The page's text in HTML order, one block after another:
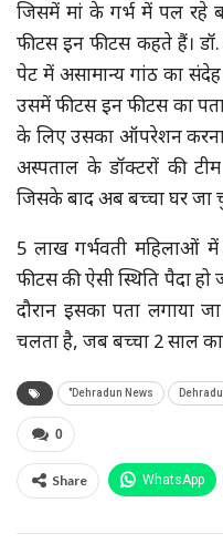
जिसमें मां के गर्भ में पल रहे
फीटस इन फीटस कहते हैं।
पेट में असामान्य गांठ का
उसमें फीटस इन फीटस का
के लिए उसका ऑपरेशन करना
अस्पताल के डॉक्टरों की
जिसके बाद अब बच्चा घर जा
5 लाख गर्भवती महिलाओं
फीटस की ऐसी स्थिति पैदा हो
दौरान इसका पता लगाया
चलता है, जब बच्चा 2 साल का
"Dehradun News
0
Share WhatsApp